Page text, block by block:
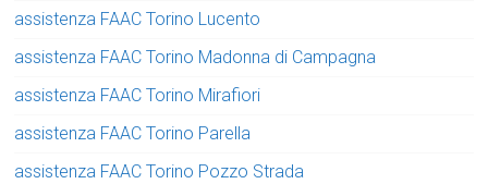
assistenza FAAC Torino Lucento
assistenza FAAC Torino Madonna di Campagna
assistenza FAAC Torino Mirafiori
assistenza FAAC Torino Parella
assistenza FAAC Torino Pozzo Strada